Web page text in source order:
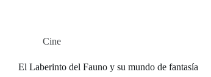
Cine
El Laberinto del Fauno y su mundo de fantasía